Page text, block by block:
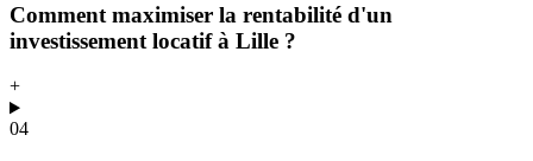
Comment maximiser la rentabilité d'un
investissement locatif à Lille ?
+
04